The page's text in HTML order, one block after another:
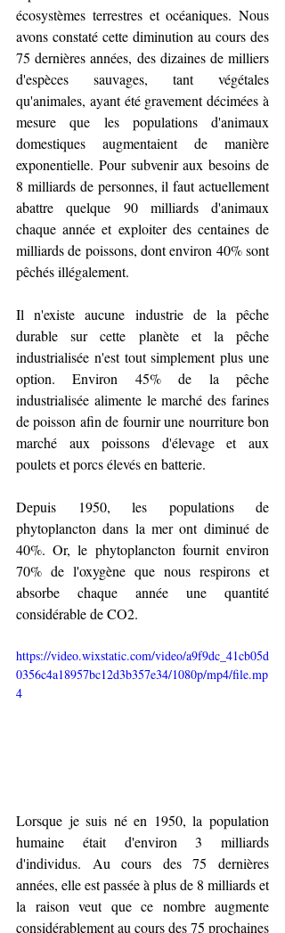
écosystèmes terrestres et océaniques. Nous
avons constaté cette diminution au cours des
75 dernières années, des dizaines de milliers
d'espèces sauvages, tant végétales
qu'animales, ayant été gravement décimées à
mesure que les populations d'animaux
domestiques augmentaient de manière
exponentielle. Pour subvenir aux besoins de
8 milliards de personnes, il faut actuellement
abattre quelque 90 milliards d'animaux
chaque année et exploiter des centaines de
milliards de poissons, dont environ 40% sont
pêchés illégalement.
Il n'existe aucune industrie de la pêche
durable sur cette planète et la pêche
industrialisée n'est tout simplement plus une
option. Environ 45% de la pêche
industrialisée alimente le marché des farines
de poisson afin de fournir une nourriture bon
marché aux poissons d'élevage et aux
poulets et porcs élevés en batterie.
Depuis 1950, les populations de
phytoplancton dans la mer ont diminué de
40%. Or, le phytoplancton fournit environ
70% de l'oxygène que nous respirons et
absorbe chaque année une quantité
considérable de CO2.
https://video.wixstatic.com/video/a9f9dc_41cb05d
0356c4a18957bc12d3b357e34/1080p/mp4/file.mp
4
Lorsque je suis né en 1950, la population
humaine était d'environ 3 milliards
d'individus. Au cours des 75 dernières
années, elle est passée à plus de 8 milliards et
la raison veut que ce nombre augmente
considérablement au cours des 75 prochaines